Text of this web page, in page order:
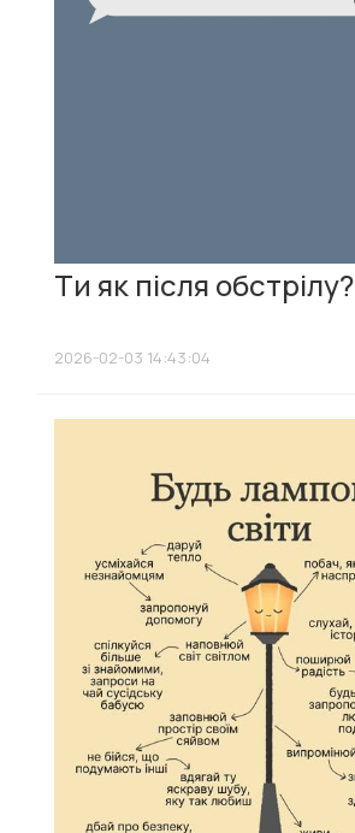
Ти як після обстрілу?
2026-02-03 14:43:04